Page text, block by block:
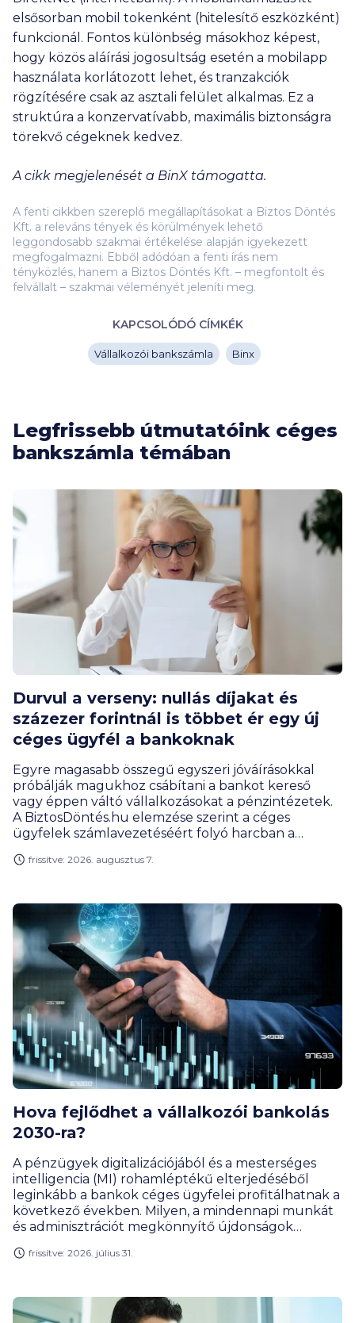
elsősorban mobil tokenként (hitelesítő eszközként)
funkcionál. Fontos különbség másokhoz képest,
hogy közös aláírási jogosultság esetén a mobilapp
használata korlátozott lehet, és tranzakciók
rögzítésére csak az asztali felület alkalmas. Ez a
struktúra a konzervatívabb, maximális biztonságra
törekvő cégeknek kedvez.
A cikk megjelenését a BinX támogatta.
A fenti cikkben szereplő megállapításokat a Biztos Döntés
Kft. a releváns tények és körülmények lehető
leggondosabb szakmai értékelése alapján igyekezett
megfogalmazni. Ebből adódóan a fenti írás nem
tényközlés, hanem a Biztos Döntés Kft. – megfontolt és
felvállalt – szakmai véleményét jeleníti meg.
KAPCSOLÓDÓ CÍMKÉK
Vállalkozói bankszámla Binx
Legfrissebb útmutatóink céges
bankszámla témában
Durvul a verseny: nullás díjakat és
százezer forintnál is többet ér egy új
céges ügyfél a bankoknak
Egyre magasabb összegű egyszeri jóváírásokkal
próbálják magukhoz csábítani a bankot kereső
vagy éppen váltó vállalkozásokat a pénzintézetek.
A BiztosDöntés.hu elemzése szerint a céges
ügyfelek számlavezetéséért folyó harcban a
költségek is nagy vonzerőt jelentenek. A versenybe
frissítve: 2026. augusztus 7.
Hova fejlődhet a vállalkozói bankolás
2030-ra?
A pénzügyek digitalizációjából és a mesterséges
intelligencia (MI) rohamléptékű elterjedéséből
leginkább a bankok céges ügyfelei profitálhatnak a
következő években. Milyen, a mindennapi munkát
és adminisztrációt megkönnyítő újdonságok
BiztosDöntés.hu szakértője, merre tart a céges
évtized végére.
frissítve: 2026. július 31.